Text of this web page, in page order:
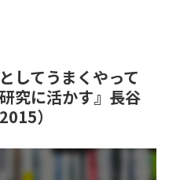
してうまくやって
究に活かす』長谷
）